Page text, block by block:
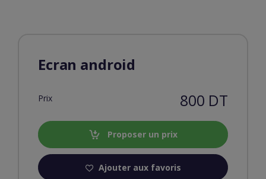
Ecran android
Prix 800 DT
Proposer un prix
Ajouter aux favoris